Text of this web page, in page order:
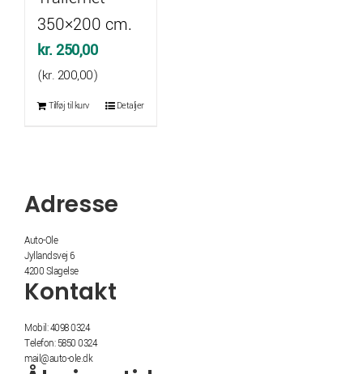
350×200 cm.
kr.250,00
(kr. 200,00)
Tilføj til kurv Detaljer
Adresse
Auto-Ole
Jyllandsvej 6
4200 Slagelse
Kontakt
Mobil: 4098 0324
Telefon: 5850 0324
mail@auto-ole.dk